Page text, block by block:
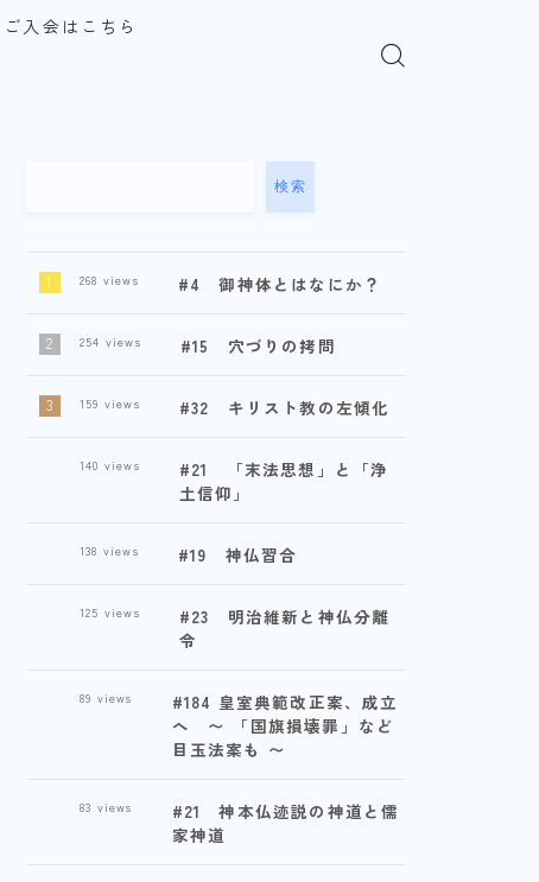
ご入会はこちら
検索
#4 御神体とはなにか？
268 views
#15 穴づりの拷問
254 views
#32 キリスト教の左傾化
159 views
#21 「末法思想」と「浄
土信仰」
140 views
#19 神仏習合
138 views
#23 明治維新と神仏分離
令
125 views
#184 皇室典範改正案、成立
へ 〜 「国旗損壊罪」など
目玉法案も 〜
89 views
#21 神本仏迹説の神道と儒
家神道
83 views